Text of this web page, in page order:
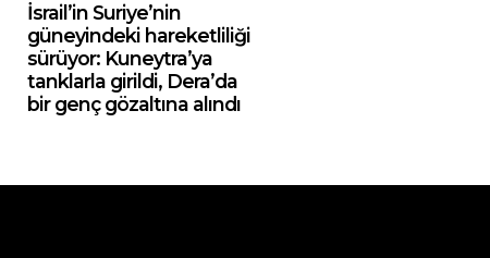
İsrail’in Suriye’nin
güneyindeki hareketliliği
sürüyor: Kuneytra’ya
tanklarla girildi, Dera’da
bir genç gözaltına alındı